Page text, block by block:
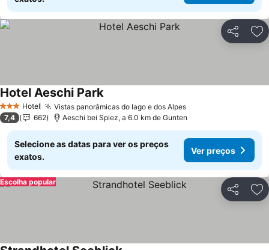
Partilhar
3 EstrelasHotel Vistas panorâmicas do lago e dos Alpes
Hotel Aeschi Park
7,4 662 Aeschi bei Spiez, a 6.0 km de Gunten
Selecione as datas para ver os preços
exatos.
Ver preços
Partilhar
Escolha popular